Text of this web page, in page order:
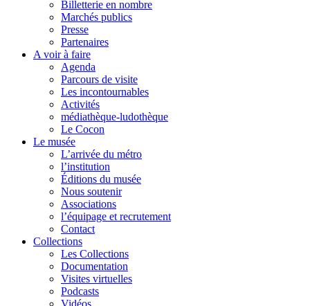
Billetterie en nombre
Marchés publics
Presse
Partenaires
A voir à faire
Agenda
Parcours de visite
Les incontournables
Activités
médiathèque-ludothèque
Le Cocon
Le musée
L’arrivée du métro
l’institution
Éditions du musée
Nous soutenir
Associations
l’équipage et recrutement
Contact
Collections
Les Collections
Documentation
Visites virtuelles
Podcasts
Vidéos